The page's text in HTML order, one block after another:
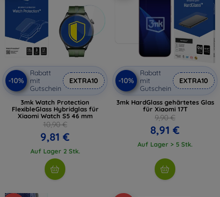
-10%
Rabatt
mit
Gutschein
EXTRA10
3mk Watch Protection
FlexibleGlass Hybridglas für
Xiaomi Watch S5 46 mm
10,90 €
9,81 €
Auf Lager 2 Stk.
-10%
Rabatt
mit
Gutschein
EXTRA10
3mk HardGlass gehärtetes Glas
für Xiaomi 17T
9,90 €
8,91 €
Auf Lager > 5 Stk.